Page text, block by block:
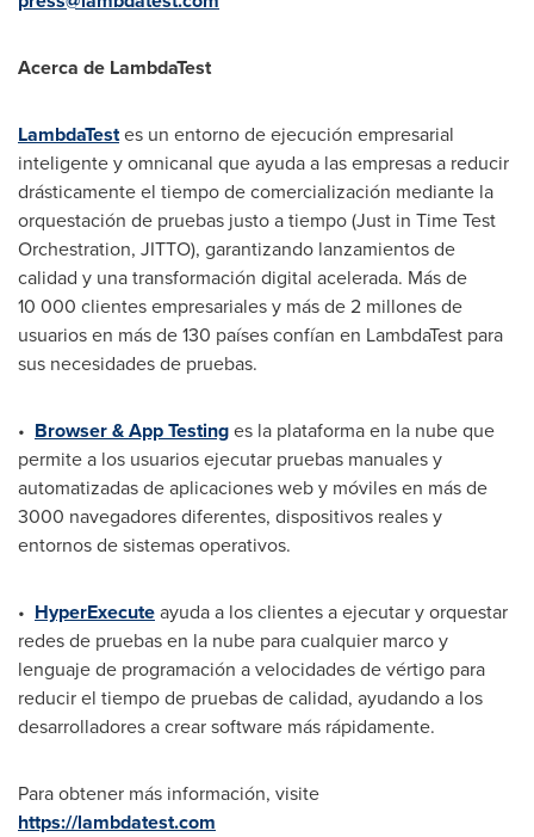
Acerca de LambdaTest
LambdaTestes un entorno de ejecución empresarial
inteligente y omnicanal que ayuda a las empresas a reducir
drásticamente el tiempo de comercialización mediante la
orquestación de pruebas justo a tiempo (Just in Time Test
Orchestration, JITTO), garantizando lanzamientos de
calidad y una transformación digital acelerada. Más de
10 000 clientes empresariales y más de 2 millones de
usuarios en más de 130 países confían en LambdaTest para
sus necesidades de pruebas.
• Browser & App Testinges la plataforma en la nube que
permite a los usuarios ejecutar pruebas manuales y
automatizadas de aplicaciones web y móviles en más de
3000 navegadores diferentes, dispositivos reales y
entornos de sistemas operativos.
• HyperExecuteayuda a los clientes a ejecutar y orquestar
redes de pruebas en la nube para cualquier marco y
lenguaje de programación a velocidades de vértigo para
reducir el tiempo de pruebas de calidad, ayudando a los
desarrolladores a crear software más rápidamente.
Para obtener más información, visite
https://lambdatest.com